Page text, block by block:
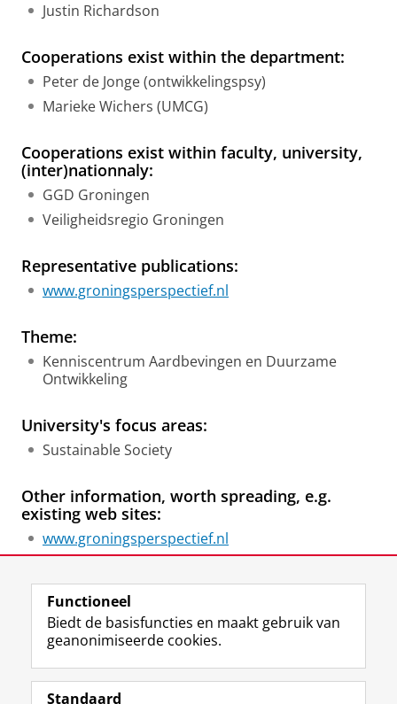
Justin Richardson
Cooperations exist within the department:
Peter de Jonge (ontwikkelingspsy)
Marieke Wichers (UMCG)
Cooperations exist within faculty, university,
(inter)nationnaly:
GGD Groningen
Veiligheidsregio Groningen
Representative publications:
www.groningsperspectief.nl
Theme:
Kenniscentrum Aardbevingen en Duurzame
Ontwikkeling
University's focus areas:
Sustainable Society
Other information, worth spreading, e.g.
existing web sites:
www.groningsperspectief.nl
Laatst gewijzigd: 20 juni 2024 08:12
Volg de RUG
F
a
L
i
R
S
I
n
Y
o
Functioneel
Biedt de basisfuncties en maakt gebruik van
geanonimiseerde cookies.
Standaard